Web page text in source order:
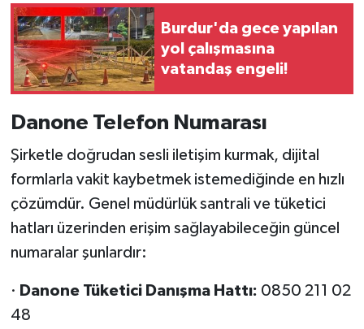
Burdur'da gece yapılan
yol çalışmasına
vatandaş engeli!
Danone Telefon Numarası
Şirketle doğrudan sesli iletişim kurmak, dijital
formlarla vakit kaybetmek istemediğinde en hızlı
çözümdür. Genel müdürlük santrali ve tüketici
hatları üzerinden erişim sağlayabileceğin güncel
numaralar şunlardır:
· Danone Tüketici Danışma Hattı: 0850 211 02
48